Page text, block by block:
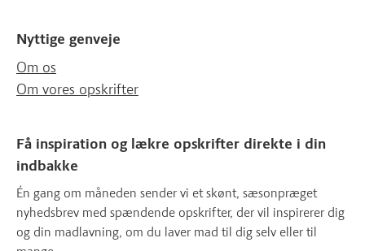
Nyttige genveje
Om os
Om vores opskrifter
Få inspiration og lækre opskrifter direkte i din
indbakke
Én gang om måneden sender vi et skønt, sæsonpræget
nyhedsbrev med spændende opskrifter, der vil inspirerer dig
og din madlavning, om du laver mad til dig selv eller til